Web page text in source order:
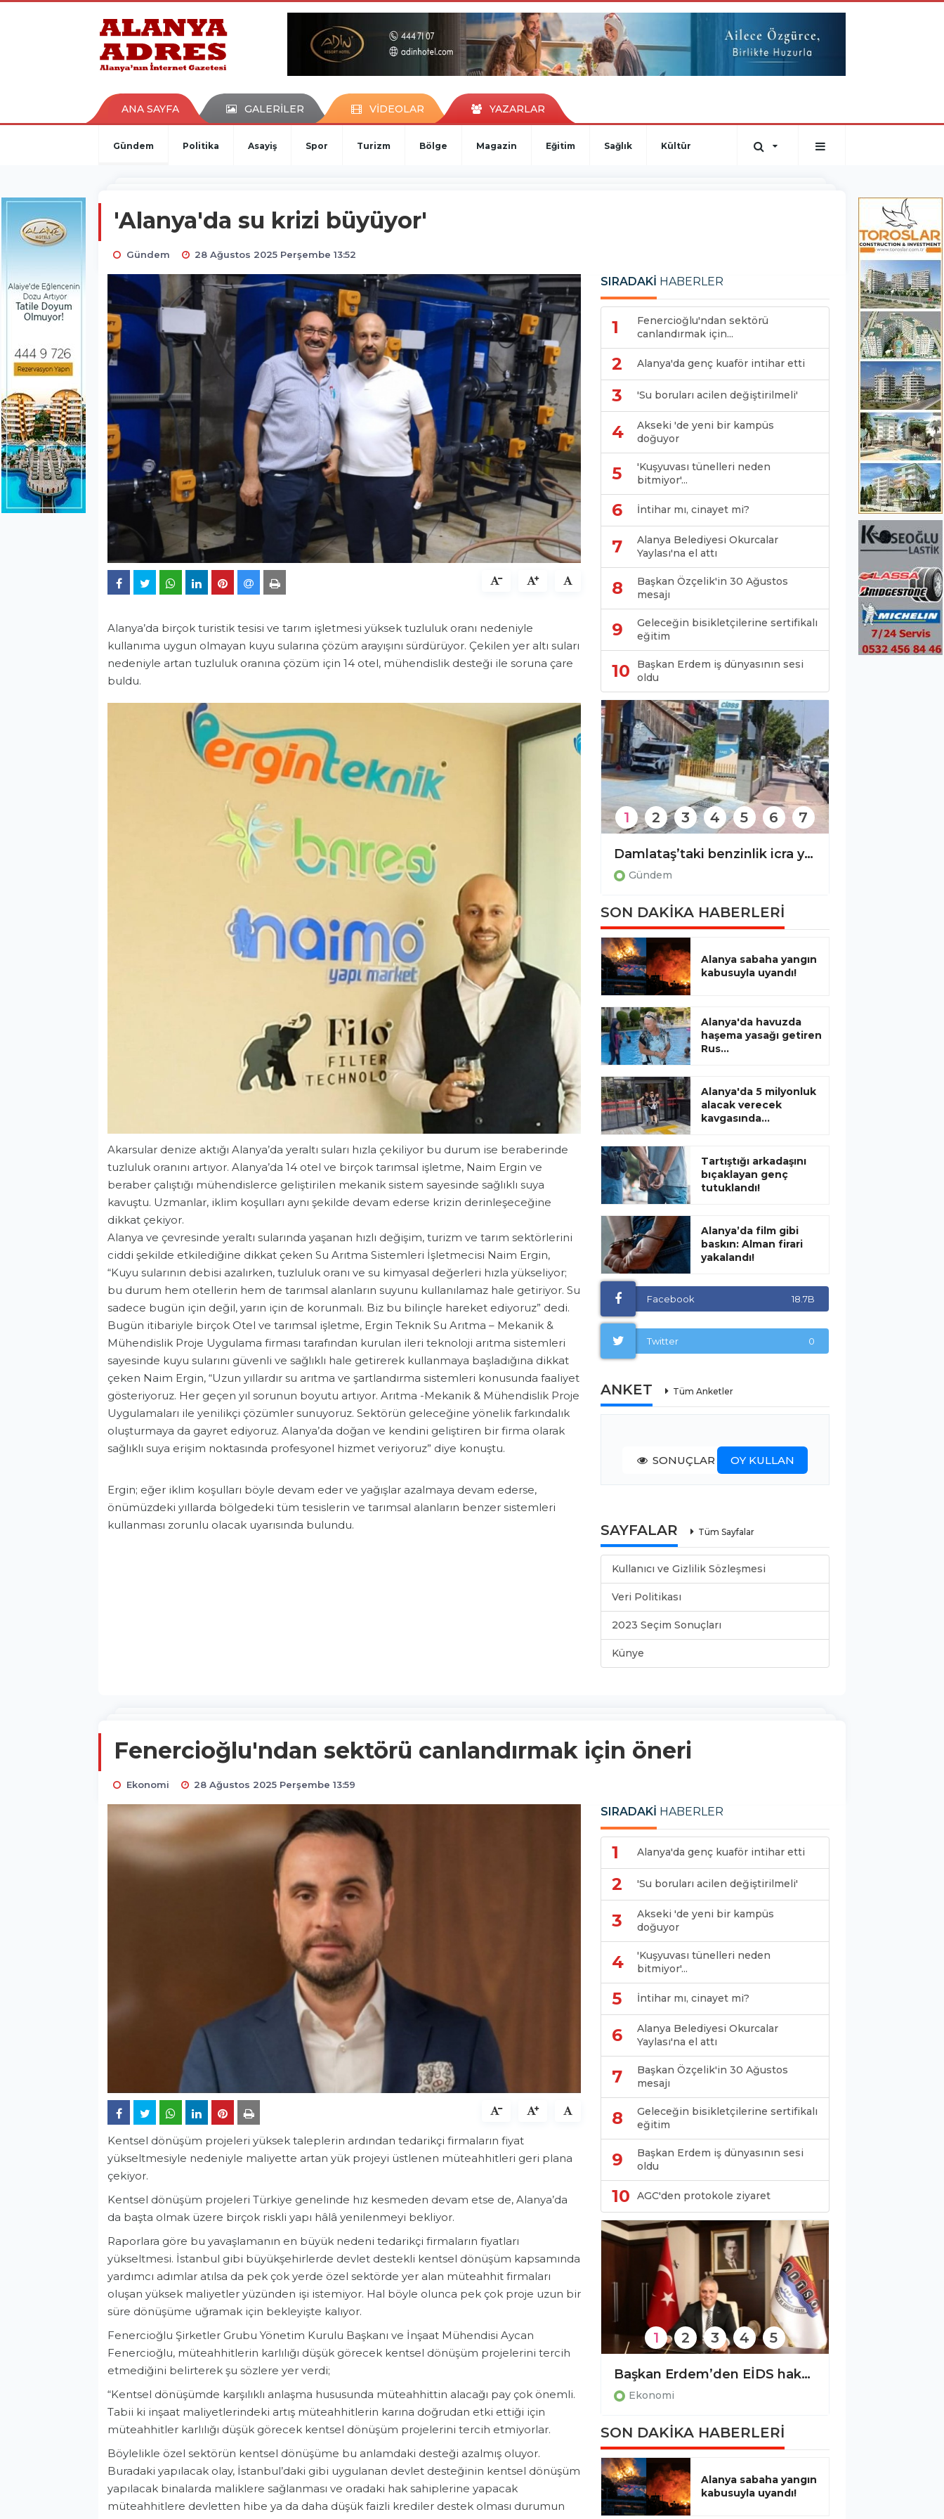
kaçak bahis
porno izle
ANA SAYFA GALERİLER VİDEOLAR YAZARLAR
Gündem Politika Asayiş Spor Turizm Bölge Magazin Eğitim Sağlık Kültür
'Alanya'da su krizi büyüyor'
Gündem 28 Ağustos 2025 Perşembe 13:52
Alanya’da birçok turistik tesisi ve tarım işletmesi yüksek tuzluluk oranı nedeniyle
kullanıma uygun olmayan kuyu sularına çözüm arayışını sürdürüyor. Çekilen yer altı suları
nedeniyle artan tuzluluk oranına çözüm için 14 otel, mühendislik desteği ile soruna çare
buldu.
Akarsular denize aktığı Alanya’da yeraltı suları hızla çekiliyor bu durum ise beraberinde
tuzluluk oranını artıyor. Alanya’da 14 otel ve birçok tarımsal işletme, Naim Ergin ve
beraber çalıştığı mühendislerce geliştirilen mekanik sistem sayesinde sağlıklı suya
kavuştu. Uzmanlar, iklim koşulları aynı şekilde devam ederse krizin derinleşeceğine
dikkat çekiyor.
Alanya ve çevresinde yeraltı sularında yaşanan hızlı değişim, turizm ve tarım sektörlerini
ciddi şekilde etkilediğine dikkat çeken Su Arıtma Sistemleri İşletmecisi Naim Ergin,
“Kuyu sularının debisi azalırken, tuzluluk oranı ve su kimyasal değerleri hızla yükseliyor;
bu durum hem otellerin hem de tarımsal alanların suyunu kullanılamaz hale getiriyor. Su
sadece bugün için değil, yarın için de korunmalı. Biz bu bilinçle hareket ediyoruz” dedi.
Bugün itibariyle birçok Otel ve tarımsal işletme, Ergin Teknik Su Arıtma – Mekanik &
Mühendislik Proje Uygulama firması tarafından kurulan ileri teknoloji arıtma sistemleri
sayesinde kuyu sularını güvenli ve sağlıklı hale getirerek kullanmaya başladığına dikkat
çeken Naim Ergin, “Uzun yıllardır su arıtma ve şartlandırma sistemleri konusunda faaliyet
gösteriyoruz. Her geçen yıl sorunun boyutu artıyor. Arıtma -Mekanik & Mühendislik Proje
Uygulamaları ile yenilikçi çözümler sunuyoruz. Sektörün geleceğine yönelik farkındalık
oluşturmaya da gayret ediyoruz. Alanya’da doğan ve kendini geliştiren bir firma olarak
sağlıklı suya erişim noktasında profesyonel hizmet veriyoruz” diye konuştu.
Ergin; eğer iklim koşulları böyle devam eder ve yağışlar azalmaya devam ederse,
önümüzdeki yıllarda bölgedeki tüm tesislerin ve tarımsal alanların benzer sistemleri
kullanması zorunlu olacak uyarısında bulundu.
SIRADAKİ HABERLER
1
Fenercioğlu'ndan sektörü
canlandırmak için...
2 Alanya'da genç kuaför intihar etti
3 'Su boruları acilen değiştirilmeli'
4
Akseki 'de yeni bir kampüs
doğuyor
5
'Kuşyuvası tünelleri neden
bitmiyor'...
6 İntihar mı, cinayet mi?
7
Alanya Belediyesi Okurcalar
Yaylası'na el attı
8
Başkan Özçelik'in 30 Ağustos
mesajı
9
Geleceğin bisikletçilerine sertifikalı
eğitim
10
Başkan Erdem iş dünyasının sesi
oldu
İskele’de yeni dönem başlıyor!
Gündem
Damlataş’taki benzinlik icra yoluyla boşaltılıyor!
Gündem
1 2 3 4 5 6 7
SON DAKİKA HABERLERİ
Alanya sabaha yangın
kabusuyla uyandı!
Alanya'da havuzda
haşema yasağı getiren
Rus...
Alanya'da 5 milyonluk
alacak verecek
kavgasında...
Tartıştığı arkadaşını
bıçaklayan genç
tutuklandı!
Alanya’da film gibi
baskın: Alman firari
yakalandı!
Facebook 18.7B
Twitter 0
ANKET Tüm Anketler
SONUÇLAR OY KULLAN
SAYFALAR Tüm Sayfalar
Kullanıcı ve Gizlilik Sözleşmesi
Veri Politikası
2023 Seçim Sonuçları
Künye
Fenercioğlu'ndan sektörü canlandırmak için öneri
Ekonomi 28 Ağustos 2025 Perşembe 13:59
Kentsel dönüşüm projeleri yüksek taleplerin ardından tedarikçi firmaların fiyat
yükseltmesiyle nedeniyle maliyette artan yük projeyi üstlenen müteahhitleri geri plana
çekiyor.
Kentsel dönüşüm projeleri Türkiye genelinde hız kesmeden devam etse de, Alanya’da
da başta olmak üzere birçok riskli yapı hâlâ yenilenmeyi bekliyor.
Raporlara göre bu yavaşlamanın en büyük nedeni tedarikçi firmaların fiyatları
yükseltmesi. İstanbul gibi büyükşehirlerde devlet destekli kentsel dönüşüm kapsamında
yardımcı adımlar atılsa da pek çok yerde özel sektörde yer alan müteahhit firmaları
oluşan yüksek maliyetler yüzünden işi istemiyor. Hal böyle olunca pek çok proje uzun bir
süre dönüşüme uğramak için bekleyişte kalıyor.
Fenercioğlu Şirketler Grubu Yönetim Kurulu Başkanı ve İnşaat Mühendisi Aycan
Fenercioğlu, müteahhitlerin karlılığı düşük görecek kentsel dönüşüm projelerini tercih
etmediğini belirterek şu sözlere yer verdi;
“Kentsel dönüşümde karşılıklı anlaşma hususunda müteahhittin alacağı pay çok önemli.
Tabii ki inşaat maliyetlerindeki artış müteahhitlerin karına doğrudan etki ettiği için
müteahhitler karlılığı düşük görecek kentsel dönüşüm projelerini tercih etmiyorlar.
Böylelikle özel sektörün kentsel dönüşüme bu anlamdaki desteği azalmış oluyor.
Buradaki yapılacak olay, İstanbul’daki gibi uygulanan devlet desteğinin kentsel dönüşüm
yapılacak binalarda maliklere sağlanması ve oradaki hak sahiplerine yapacak
müteahhitlere devletten hibe ya da daha düşük faizli krediler destek olması durumun
SIRADAKİ HABERLER
1 Alanya'da genç kuaför intihar etti
2 'Su boruları acilen değiştirilmeli'
3
Akseki 'de yeni bir kampüs
doğuyor
4
'Kuşyuvası tünelleri neden
bitmiyor'...
5 İntihar mı, cinayet mi?
6
Alanya Belediyesi Okurcalar
Yaylası'na el attı
7
Başkan Özçelik'in 30 Ağustos
mesajı
8
Geleceğin bisikletçilerine sertifikalı
eğitim
9
Başkan Erdem iş dünyasının sesi
oldu
10 AGC'den protokole ziyaret
Başkan Erdem’den EİDS hakkında önemli açıklama!
Ekonomi
1 2 3 4 5
SON DAKİKA HABERLERİ
Alanya sabaha yangın
kabusuyla uyandı!